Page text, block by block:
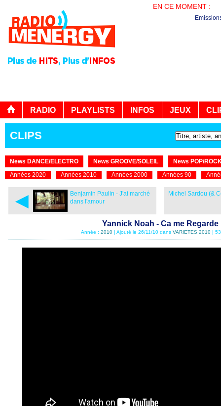
EN CE MOMENT :
RADIO PLAYLISTS INFOS JEUX
CLIPS
News DANCE/ELECTRO News GROOVE/SOLEIL
News POP/
Années 2020
Années 2010 Années 2000 Années 90
◄
Benjamin Paulin - J'ai marché
dans l'amour
Michel Sardou (&
Yannick Noah - Ca me Regarde
Année : 2010 | Ajouté le 26/11/10 dans VARIETES 2010 |